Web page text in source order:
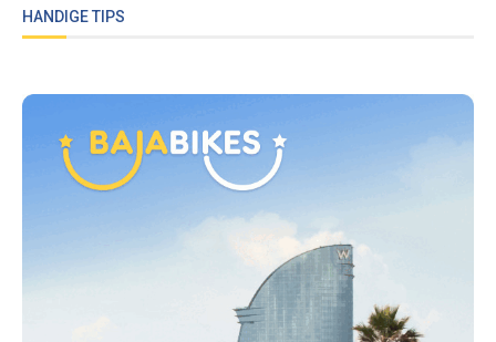
HANDIGE TIPS